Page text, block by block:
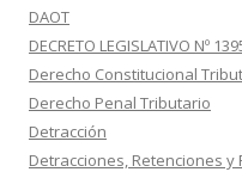
DAOT
DECRETO LEGISLATIVO Nº
Derecho Constitucional
Derecho Penal Tributario
Detracción
Detracciones, Retenciones y